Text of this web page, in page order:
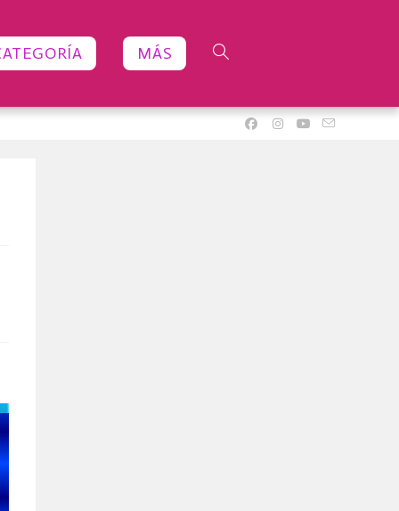
MÁS